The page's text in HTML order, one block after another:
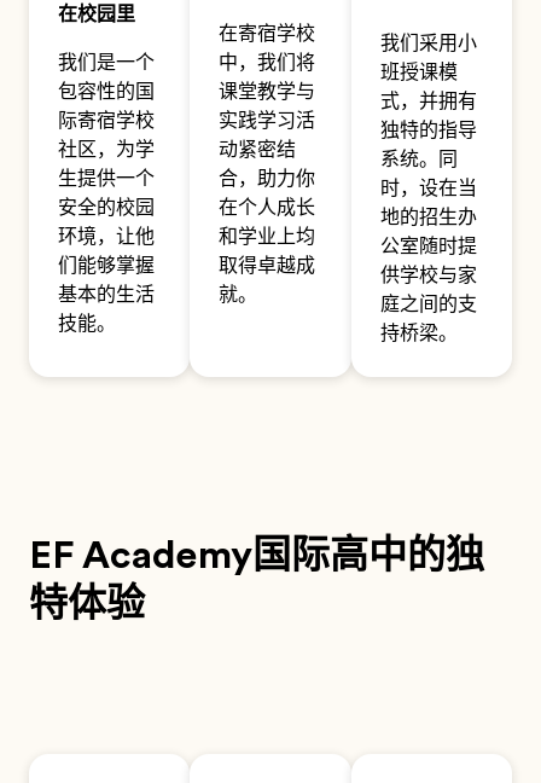
在校园里
我们是一个
包容性的国
际寄宿学校
社区，为学
生提供一个
安全的校园
环境，让他
们能够掌握
基本的生活
技能。
在寄宿学校
中，我们将
课堂教学与
实践学习活
动紧密结
合，助力你
在个人成长
和学业上均
取得卓越成
就。
我们采用小
班授课模
式，并拥有
独特的指导
系统。同
时，设在当
地的招生办
公室随时提
供学校与家
庭之间的支
持桥梁。
EF Academy国际高中的独
特体验